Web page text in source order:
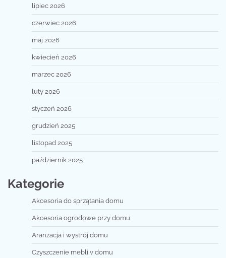
lipiec 2026
czerwiec 2026
maj 2026
kwiecień 2026
marzec 2026
luty 2026
styczeń 2026
grudzień 2025
listopad 2025
październik 2025
Kategorie
Akcesoria do sprzątania domu
Akcesoria ogrodowe przy domu
Aranżacja i wystrój domu
Czyszczenie mebli v domu